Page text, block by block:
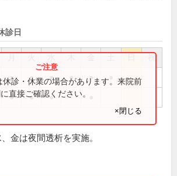
診日
祝
● ● ● ● ●
● ● ●
休診・休業の場合があります。来院前
直接ご確認ください。
×閉じる
、金は夜間透析を実施。